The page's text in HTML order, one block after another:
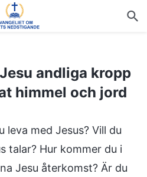
andliga kropp
himmel och jord
leva med Jesus? Vill du
talar? Hur kommer du i
Jesu återkomst? Är du